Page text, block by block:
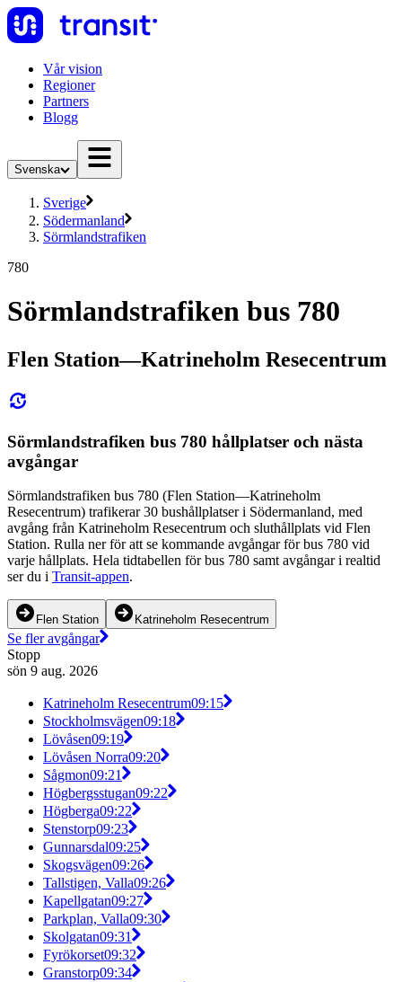
Vår vision
Regioner
Partners
Blogg
Svenska
Sverige
Södermanland
Sörmlandstrafiken
780
Sörmlandstrafiken bus 780
Flen Station—Katrineholm Resecentrum
Sörmlandstrafiken bus 780 hållplatser och nästa
avgångar
Sörmlandstrafiken bus 780 (Flen Station—Katrineholm
Resecentrum) trafikerar 30 bushållplatser i Södermanland, med
avgång från Katrineholm Resecentrum och sluthållplats vid Flen
Station. Rulla ner för att se kommande avgångar för bus 780 vid
varje hållplats. Hela tidtabellen för bus 780 samt avgångar i realtid
ser du i Transit-appen.
Flen Station Katrineholm Resecentrum
Se fler avgångar
Stopp
sön 9 aug. 2026
Katrineholm Resecentrum09:15
Stockholmsvägen09:18
Lövåsen09:19
Lövåsen Norra09:20
Sågmon09:21
Högbergsstugan09:22
Högberga09:22
Stenstorp09:23
Gunnarsdal09:25
Skogsvägen09:26
Tallstigen, Valla09:26
Kapellgatan09:27
Parkplan, Valla09:30
Skolgatan09:31
Fyrökorset09:32
Granstorp09:34